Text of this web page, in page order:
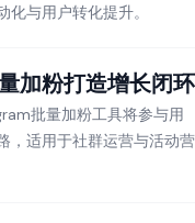
与用户转化提升。
加粉打造增长闭环
批量加粉工具将参与用
，适用于社群运营与活动营